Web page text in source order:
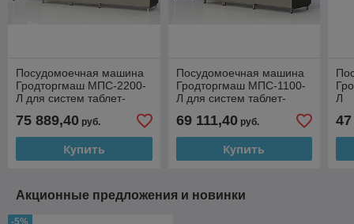
Посудомоечная машина
Гродторгмаш МПС-2200-
Л для систем таблет-
75 889,40 руб.
Купить
Посудомоечная машина
Гродторгмаш МПС-1100-
Л для систем таблет-
69 111,40руб.
Купить
Л
Акционные предложения и новинки